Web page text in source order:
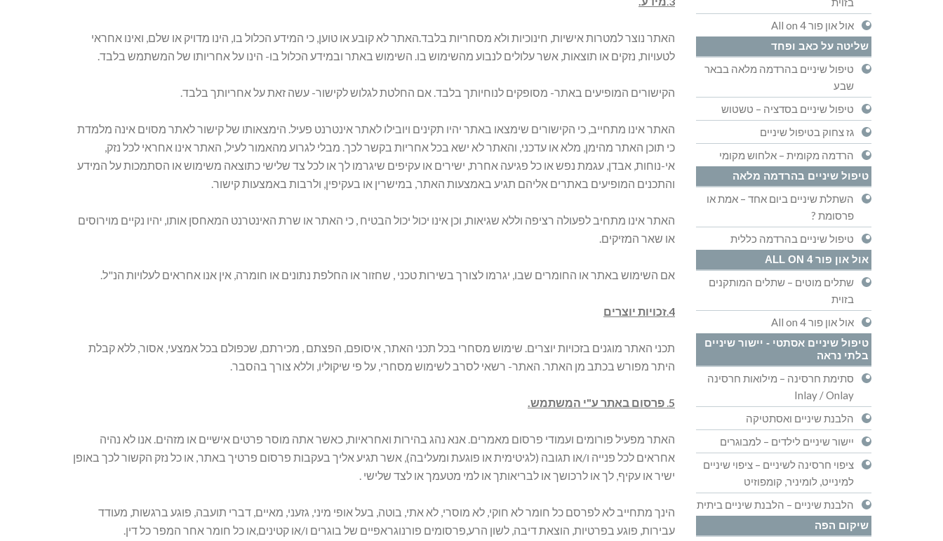
האתר נוצר למטרות אישיות, חינוכיות ולא מסחריות בלבד.האתר לא קובע או טוען, כי המידע הכלול בו, הינו מדויק או שלם, ואינו אחראי
לטעויות, נזקים או תוצאות, אשר עלולים לנבוע מהשימוש בו. השימוש באתר ובמידע הכלול בו- הינו על אחריותו של המשתמש בלבד.
הקישורים המופיעים באתר- מסופקים לנוחיותך בלבד. אם החלטת לגלוש לקישור- עשה זאת על אחריותך בלבד.
האתר אינו מתחייב, כי הקישורים שימצאו באתר יהיו תקינים ויובילו לאתר אינטרנט פעיל. הימצאותו של קישור לאתר מסוים אינה מלמדת
כי תוכן האתר מהימן, מלא או עדכני, והאתר לא ישא בכל אחריות בקשר לכך. מבלי לגרוע מהאמור לעיל, האתר אינו אחראי לכל נזק,
אי-נוחות, אבדן, עגמת נפש או כל פגיעה אחרת, ישירים או עקיפים שיגרמו לך או לכל צד שלישי כתוצאה משימוש או הסתמכות על המידע
והתכנים המופיעים באתרים אליהם תגיע באמצעות האתר, במישרין או בעקיפין, ולרבות באמצעות קישור.
האתר אינו מתחיב לפעולה רציפה וללא שגיאות, וכן אינו יכול יכול הבטיח , כי האתר או שרת האינטרנט המאחסן אותו, יהיו נקיים מוירוסים
או שאר המזיקים.
אם השימוש באתר או החומרים שבו, יגרמו לצורך בשירות טכני , שחזור או החלפת נתונים או חומרה, אין אנו אחראים לעלויות הנ"ל.
4
.זכויות יוצרים
תכני האתר מוגנים בזכויות יוצרים. שימוש מסחרי בכל תכני האתר, איסופם, הפצתם , מכירתם, שכפולם בכל אמצעי, אסור, ללא קבלת
היתר מפורש בכתב מן האתר. האתר- רשאי לסרב לשימוש מסחרי, על פי שיקוליו, וללא צורך בהסבר.
5
. פרסום באתר ע"י המשתמש.
האתר מפעיל פורומים ועמודי פרסום מאמרים. אנא נהג בהירות ואחראיות, כאשר אתה מוסר פרטים אישיים או מזהים. אנו לא נהיה
אחראים לכל פנייה ו/או תגובה (לגיטימית או פוגעת ומעליבה), אשר תגיע אליך בעקבות פרסום פרטיך באתר, או כל נזק הקשור לכך באופן
ישיר או עקיף, לך או לרכושך או לבריאותך או למי מטעמך או לצד שלישי .
הינך מתחייב לא לפרסם כל חומר לא חוקי, לא מוסרי, לא אתי, בוטה, בעל אופי מיני, גזעני, מאיים, דברי תועבה, פוגע ברגשות, מעודד
עבירות, פוגע בפרטיות, הוצאת דיבה, לשון הרע,פרסומים פורנוגראפיים של בוגרים ו/או קטינים,או כל חומר אחר המפר כל דין.
אול און פור All on 4
שליטה על כאב ופחד
טיפול שיניים בהרדמה מלאה בבאר
שבע
טיפול שיניים בסדציה – טשטוש
גז צחוק בטיפול שיניים
הרדמה מקומית – אלחוש מקומי
טיפול שיניים בהרדמה מלאה
השתלת שיניים ביום אחד – אמת או
פרסומת ?
טיפול שיניים בהרדמה כללית
אול און פור ALL ON 4
שתלים מוטים – שתלים המותקנים
בזוית
אול און פור All on 4
טיפול שיניים אסתטי - יישור שיניים
בלתי נראה
סתימת חרסינה – מילואות חרסינה
Inlay / Onlay
הלבנת שיניים ואסתטיקה
יישור שיניים לילדים – למבוגרים
ציפוי חרסינה לשיניים – ציפוי שיניים
למינייט, לומיניר, קומפוזיט
הלבנת שיניים – הלבנת שיניים ביתית
שיקום הפה